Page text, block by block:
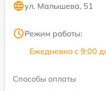
ул. Малышева, 51
Режим работы:
Ежедневно с 9:00
Способы оплаты